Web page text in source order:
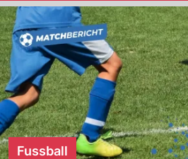
Fussball